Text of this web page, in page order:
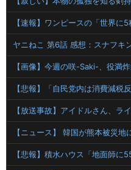
【画像】今週の咲-Saki-、役満